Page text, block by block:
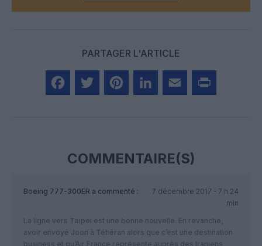
PARTAGER L'ARTICLE
COMMENTAIRE(S)
Boeing 777-300ER a commenté :
7 décembre 2017 - 7 h 24
min
La ligne vers Taïpei est une bonne nouvelle. En revanche,
avoir envoyé Joon à Téhéran alors que c’est une destination
business et qu’Air France représente auprès des Iraniens